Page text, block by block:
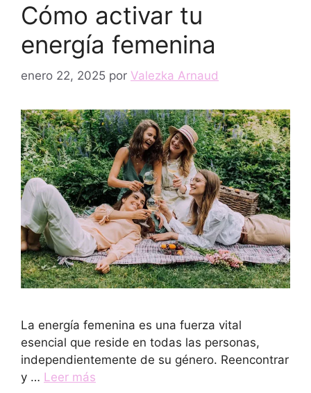
Cómo activar tu
energía femenina
enero 22, 2025 por Valezka Arnaud
La energía femenina es una fuerza vital
esencial que reside en todas las personas,
independientemente de su género. Reencontrar
y … Leer más